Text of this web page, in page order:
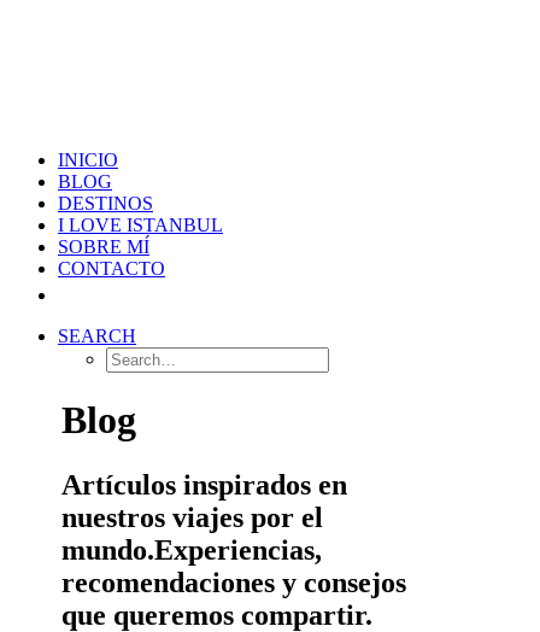
INICIO
BLOG
DESTINOS
I LOVE ISTANBUL
SOBRE MÍ
CONTACTO
SEARCH
Blog
Artículos inspirados en
nuestros viajes por el
mundo.Experiencias,
recomendaciones y consejos
que queremos compartir.